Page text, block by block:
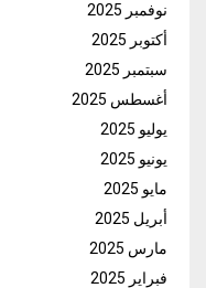
نوفمبر 2025
أكتوبر 2025
سبتمبر 2025
أغسطس 2025
يوليو 2025
يونيو 2025
مايو 2025
أبريل 2025
مارس 2025
فبراير 2025